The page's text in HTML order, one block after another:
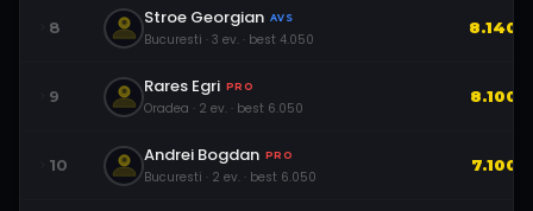
8 Stroe Georgian AVS
Bucuresti · 3 ev. · best 4.050
8.140
9 Rares Egri PRO
Oradea · 2 ev. · best 6.050
8.100
10 Andrei Bogdan PRO
Bucuresti · 2 ev. · best 6.050
7.100